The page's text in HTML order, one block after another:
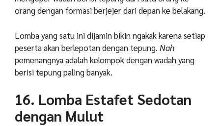
orang dengan formasi berjejer dari depan ke belakang.
Lomba yang satu ini dijamin bikin ngakak karena setiap
peserta akan berlepotan dengan tepung. Nah
pemenangnya adalah kelompok dengan wadah yang
berisi tepung paling banyak.
16. Lomba Estafet Sedotan
dengan Mulut